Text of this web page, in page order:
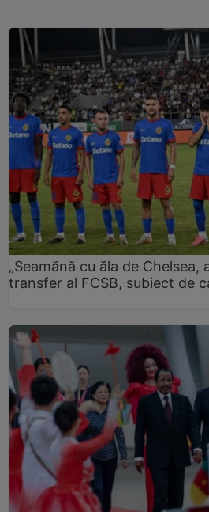
„Seamănă cu ăla de Chelsea,
transfer al FCSB, subiect de